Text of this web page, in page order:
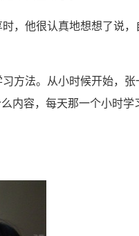
，他很认真地想想了说，
方法。从小时候开始，张
内容，每天那一个小时学